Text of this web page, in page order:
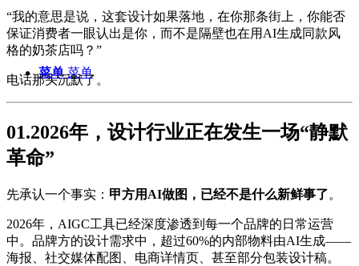
菜单 菜单
“我的意思是说，这套设计如果落地，在你那条街上，你能否
保证消费者一眼认出是你，而不是隔壁也在用AI生成同款风
格的奶茶店吗？”
电话那头沉默了。
01.2026年，设计行业正在发生一场“静默
革命”
先承认一个事实： 甲方用AI做图，已经不是什么新鲜事了。
2026年，AIGC工具已经深度渗透到每一个品牌的日常运营
中。品牌方的设计需求中，超过60%的内部物料由AI生成——
海报、社交媒体配图、电商详情页、甚至部分包装设计稿。